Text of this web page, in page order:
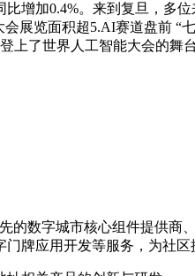
增加0.4%。来到复旦，
展览面积超5.AI赛道盘前
上了世界人工智能大会的
的数字城市核心组件提供
牌应用开发等服务，为社